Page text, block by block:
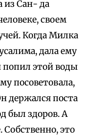
Сан- да
своем
Когда Милка
дала ему
этой воды
посоветовала,
держался поста
был здоров. А
Собственно, это